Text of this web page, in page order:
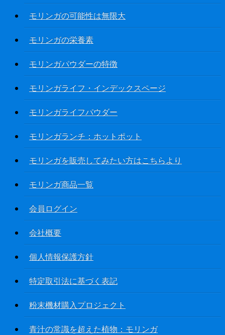
モリンガの可能性は無限大
モリンガの栄養素
モリンガパウダーの特徴
モリンガライフ・インデックスページ
モリンガライフパウダー
モリンガランチ：ホットポット
モリンガを販売してみたい方はこちらより
モリンガ商品一覧
会員ログイン
会社概要
個人情報保護方針
特定取引法に基づく表記
粉末機材購入プロジェクト
青汁の常識を超えた植物：モリンガ